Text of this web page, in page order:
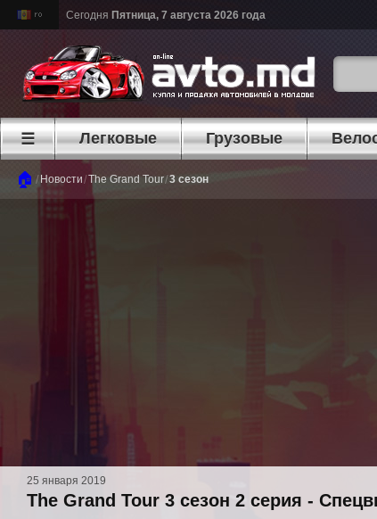
Сегодня Пятница, 7 августа 2026 года
☰ Легковые Грузовые
🏠 / Новости/The Grand Tour/3 сезон
25 января 2019
The Grand Tour 3 сезон 2 серия -